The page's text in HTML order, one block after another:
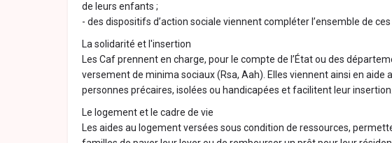
de leurs enfants ;
- des dispositifs d’action sociale viennent compléter l’ensemble de
La solidarité et l'insertion
Les Caf prennent en charge, pour le compte de l’État ou des
versement de minima sociaux (Rsa, Aah). Elles viennent ainsi en aide
personnes précaires, isolées ou handicapées et facilitent leur insertion.
Le logement et le cadre de vie
Les aides au logement versées sous condition de ressources,